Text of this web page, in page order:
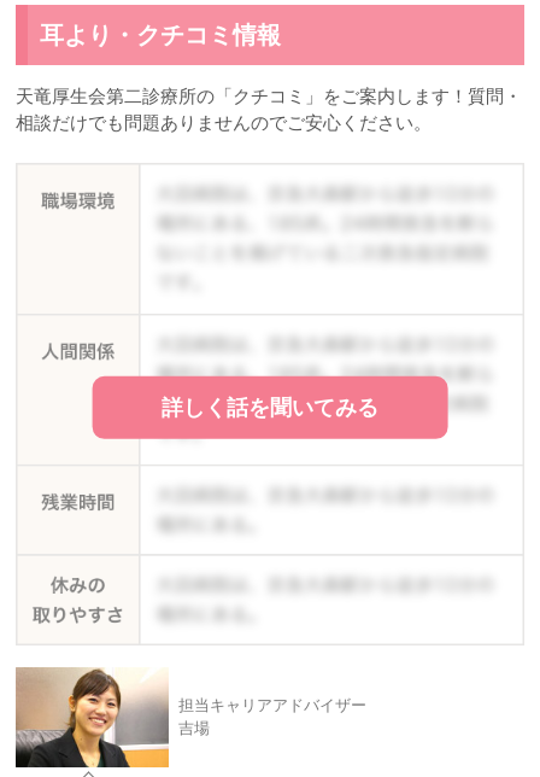
耳より・クチコミ情報
天竜厚生会第二診療所の「クチコミ」をご案内します！質問・
相談だけでも問題ありませんのでご安心ください。
詳しく話を聞いてみる
担当キャリアアドバイザー
吉場